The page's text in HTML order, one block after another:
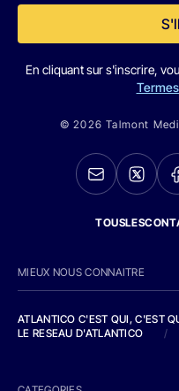
En cliquant sur s'inscrire,
© 2026 Talmont
MIEUX NOUS CONNAITRE
ATLANTICO C'EST QUI, C'EST
LE RESEAU D'ATLANTICO
/